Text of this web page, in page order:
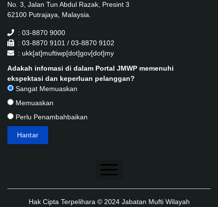
No. 3, Jalan Tun Abdul Razak, Presint 3
62100 Putrajaya, Malaysia.
: 03-8870 9000
: 03-8870 9101 / 03-8870 9102
: ukk[at]muftiwp[dot]gov[dot]my
Adakah infomasi di dalam Portal JMWP memenuhi
ekspektasi dan keperluan pelanggan?
Sangat Memuaskan
Memuaskan
Perlu Penambahbaikan
Penafian
Hak Cipta Terpelihara © 2024 Jabatan Mufti Wilayah